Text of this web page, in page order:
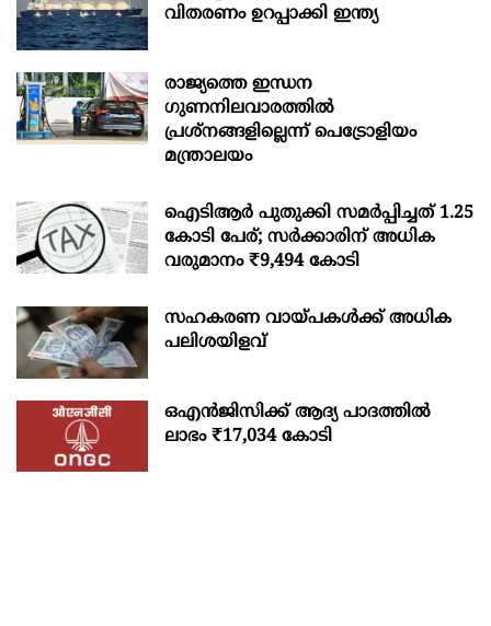
വിതരണം ഉറപ്പാക്കി ഇന്ത്യ
രാജ്യത്തെ ഇന്ധന
ഗുണനിലവാരത്തില്‍
പ്രശ്‌നങ്ങളില്ലെന്ന് പെട്രോളിയം
മന്ത്രാലയം
ഐടിആര്‍ പുതുക്കി സമർപ്പിച്ചത് 1.25
കോടി പേര്; സർക്കാരിന് അധിക
വരുമാനം ₹9,494 കോടി
സഹകരണ വായ്പകള്‍ക്ക് അധിക
പലിശയിളവ്
ഒഎന്‍ജിസിക്ക് ആദ്യ പാദത്തില്‍
ലാഭം ₹17,034 കോടി